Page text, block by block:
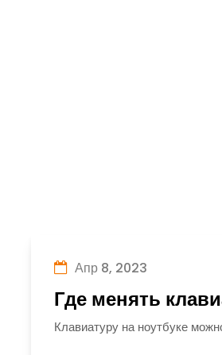
Апр 8, 2023
Где менять
Клавиатуру на ноутбуке